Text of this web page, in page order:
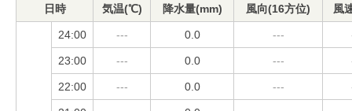
日時 気温(℃) 降水量(mm) 風向(16方位) 風
24:00 --- 0.0 ---
23:00 --- 0.0 ---
22:00 --- 0.0 ---